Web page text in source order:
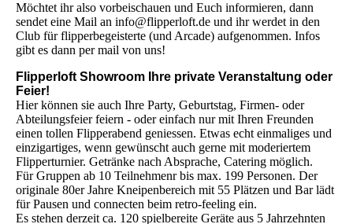
Möchtet ihr also vorbeischauen und Euch informieren, dann
sendet eine Mail an info@flipperloft.de und ihr werdet in den
Club für flipperbegeisterte (und Arcade) aufgenommen. Infos
gibt es dann per mail von uns!
Flipperloft Showroom Ihre private Veranstaltung oder
Feier!
Hier können sie auch Ihre Party, Geburtstag, Firmen- oder
Abteilungsfeier feiern - oder einfach nur mit Ihren Freunden
einen tollen Flipperabend geniessen. Etwas echt einmaliges und
einzigartiges, wenn gewünscht auch gerne mit moderiertem
Flipperturnier. Getränke nach Absprache, Catering möglich.
Für Gruppen ab 10 Teilnehmenr bis max. 199 Personen. Der
originale 80er Jahre Kneipenbereich mit 55 Plätzen und Bar lädt
für Pausen und connecten beim retro-feeling ein.
Es stehen derzeit ca. 120 spielbereite Geräte aus 5 Jahrzehnten